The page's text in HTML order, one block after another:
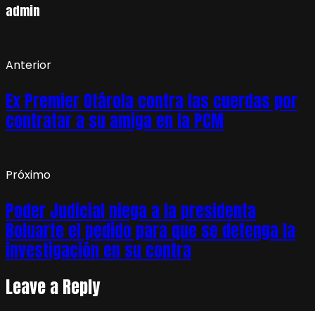
admin
Anterior
Ex Premier Otárola contra las cuerdas por
contratar a su amiga en la PCM
Próximo
Poder Judicial niega a la presidenta
Boluarte el pedido para que se detenga la
investigación en su contra
Leave a Reply